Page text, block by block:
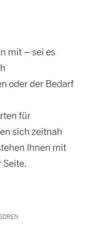
mit – sei es
oder der Bedarf
für
sich zeitnah
Ihnen mit
Seite.